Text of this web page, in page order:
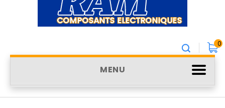
0
MENU